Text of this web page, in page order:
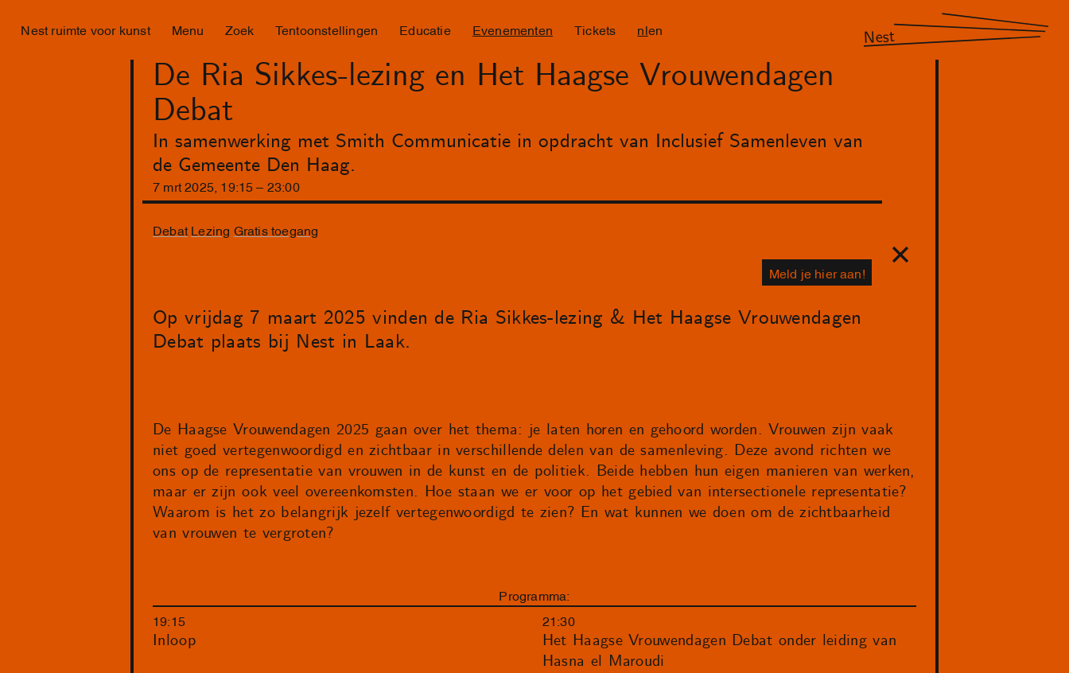
Nest ruimte voor kunst Menu Zoek Tentoonstellingen Educatie Evenementen Tickets nl en Nest
De Ria Sikkes-lezing en Het Haagse Vrouwendagen
Debat
In samenwerking met Smith Communicatie in opdracht van Inclusief Samenleven van
de Gemeente Den Haag.
7 mrt 2025 19: 15 23 :00
Debat Lezing Gratis toegang
Meld je hier aan!
Op vrijdag 7 maart 2025 vinden de Ria Sikkes-lezing & Het Haagse Vrouwendagen
Debat plaats bij Nest in Laak.
De Haagse Vrouwendagen 2025 gaan over het thema: je laten horen en gehoord worden. Vrouwen zijn vaak
niet goed vertegenwoordigd en zichtbaar in verschillende delen van de samenleving. Deze avond richten we
ons op de representatie van vrouwen in de kunst en de politiek. Beide hebben hun eigen manieren van werken,
maar er zijn ook veel overeenkomsten. Hoe staan we er voor op het gebied van intersectionele representatie?
Waarom is het zo belangrijk jezelf vertegenwoordigd te zien? En wat kunnen we doen om de zichtbaarheid
van vrouwen te vergroten?
Programma:
19:15
Inloop
21:30
Het Haagse Vrouwendagen Debat onder leiding van
Hasna el Maroudi